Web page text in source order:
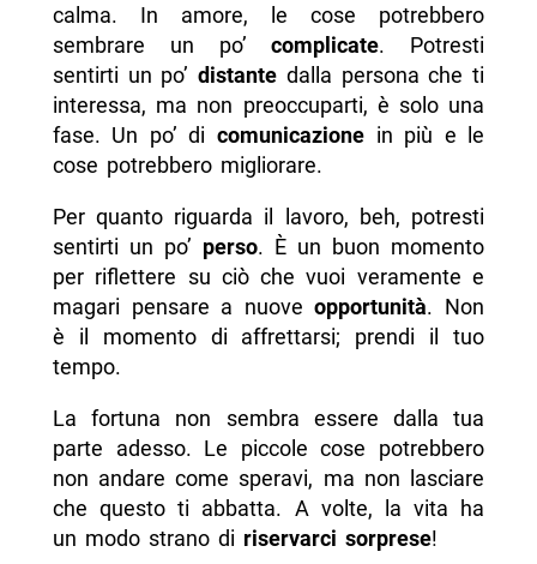
calma. In amore, le cose potrebbero
sembrare un po’complicate. Potresti
sentirti un po’distante dalla persona che ti
interessa, ma non preoccuparti, è solo una
fase. Un po’ di comunicazione in più e le
cose potrebbero migliorare.
Per quanto riguarda il lavoro, beh, potresti
sentirti un po’ perso. È un buon momento
per riflettere su ciò che vuoi veramente e
magari pensare a nuoveopportunità. Non
è il momento di affrettarsi; prendi il tuo
tempo.
La fortuna non sembra essere dalla tua
parte adesso. Le piccole cose potrebbero
non andare come speravi, ma non lasciare
che questo ti abbatta. A volte, la vita ha
un modo strano di riservarci sorprese!